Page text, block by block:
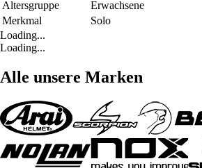
Altersgruppe
Erwachsene
Merkmal
Solo
Loading...
Loading...
Alle unsere Marken